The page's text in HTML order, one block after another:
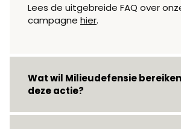
Lees de uitgebreide FAQ over
campagne hier.
Wat wil Milieudefensie
deze actie?